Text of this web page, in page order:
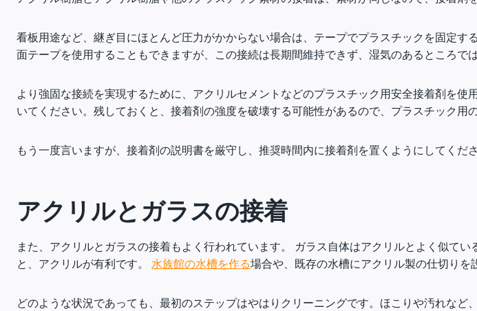
看板用途など、継ぎ目にほとんど圧力がかからない場合は、テープでプラスチックを固定
面テープを使用することもできますが、この接続は長期間維持できず、湿気のあるところで
より強固な接続を実現するために、アクリルセメントなどのプラスチック用安全接着剤を
いてください。残しておくと、接着剤の強度を破壊する可能性があるので、プラスチック用
もう一度言いますが、接着剤の説明書を厳守し、推奨時間内に接着剤を置くようにしてくださ
アクリルとガラスの接着
また、アクリルとガラスの接着もよく行われています。 ガラス自体はアクリルとよく似て
と、アクリルが有利です。 水族館の水槽を作る場合や、既存の水槽にアクリル製の仕切りを
どのような状況であっても、最初のステップはやはりクリーニングです。ほこりや汚れな